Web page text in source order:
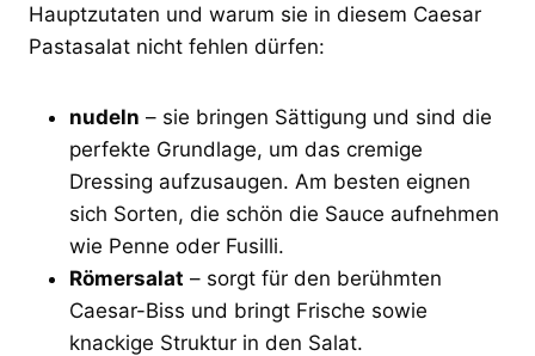
Hauptzutaten und warum sie in diesem Caesar
Pastasalat nicht fehlen dürfen:
nudeln – sie bringen Sättigung und sind die
perfekte Grundlage, um das cremige
Dressing aufzusaugen. Am besten eignen
sich Sorten, die schön die Sauce aufnehmen
wie Penne oder Fusilli.
Römersalat – sorgt für den berühmten
Caesar-Biss und bringt Frische sowie
knackige Struktur in den Salat.